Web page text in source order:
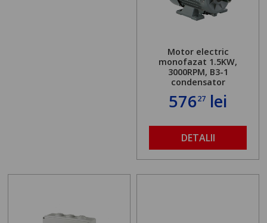
Motor electric
monofazat 1.5KW,
3000RPM, B3-1
condensator
57627 lei
DETALII